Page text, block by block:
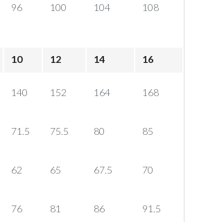
96
100
104
108
10 12 14 16
140 152 164 168
71.5 75.5 80 85
62 65 67.5 70
76 81 86 91.5